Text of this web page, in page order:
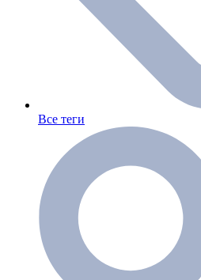
Все теги